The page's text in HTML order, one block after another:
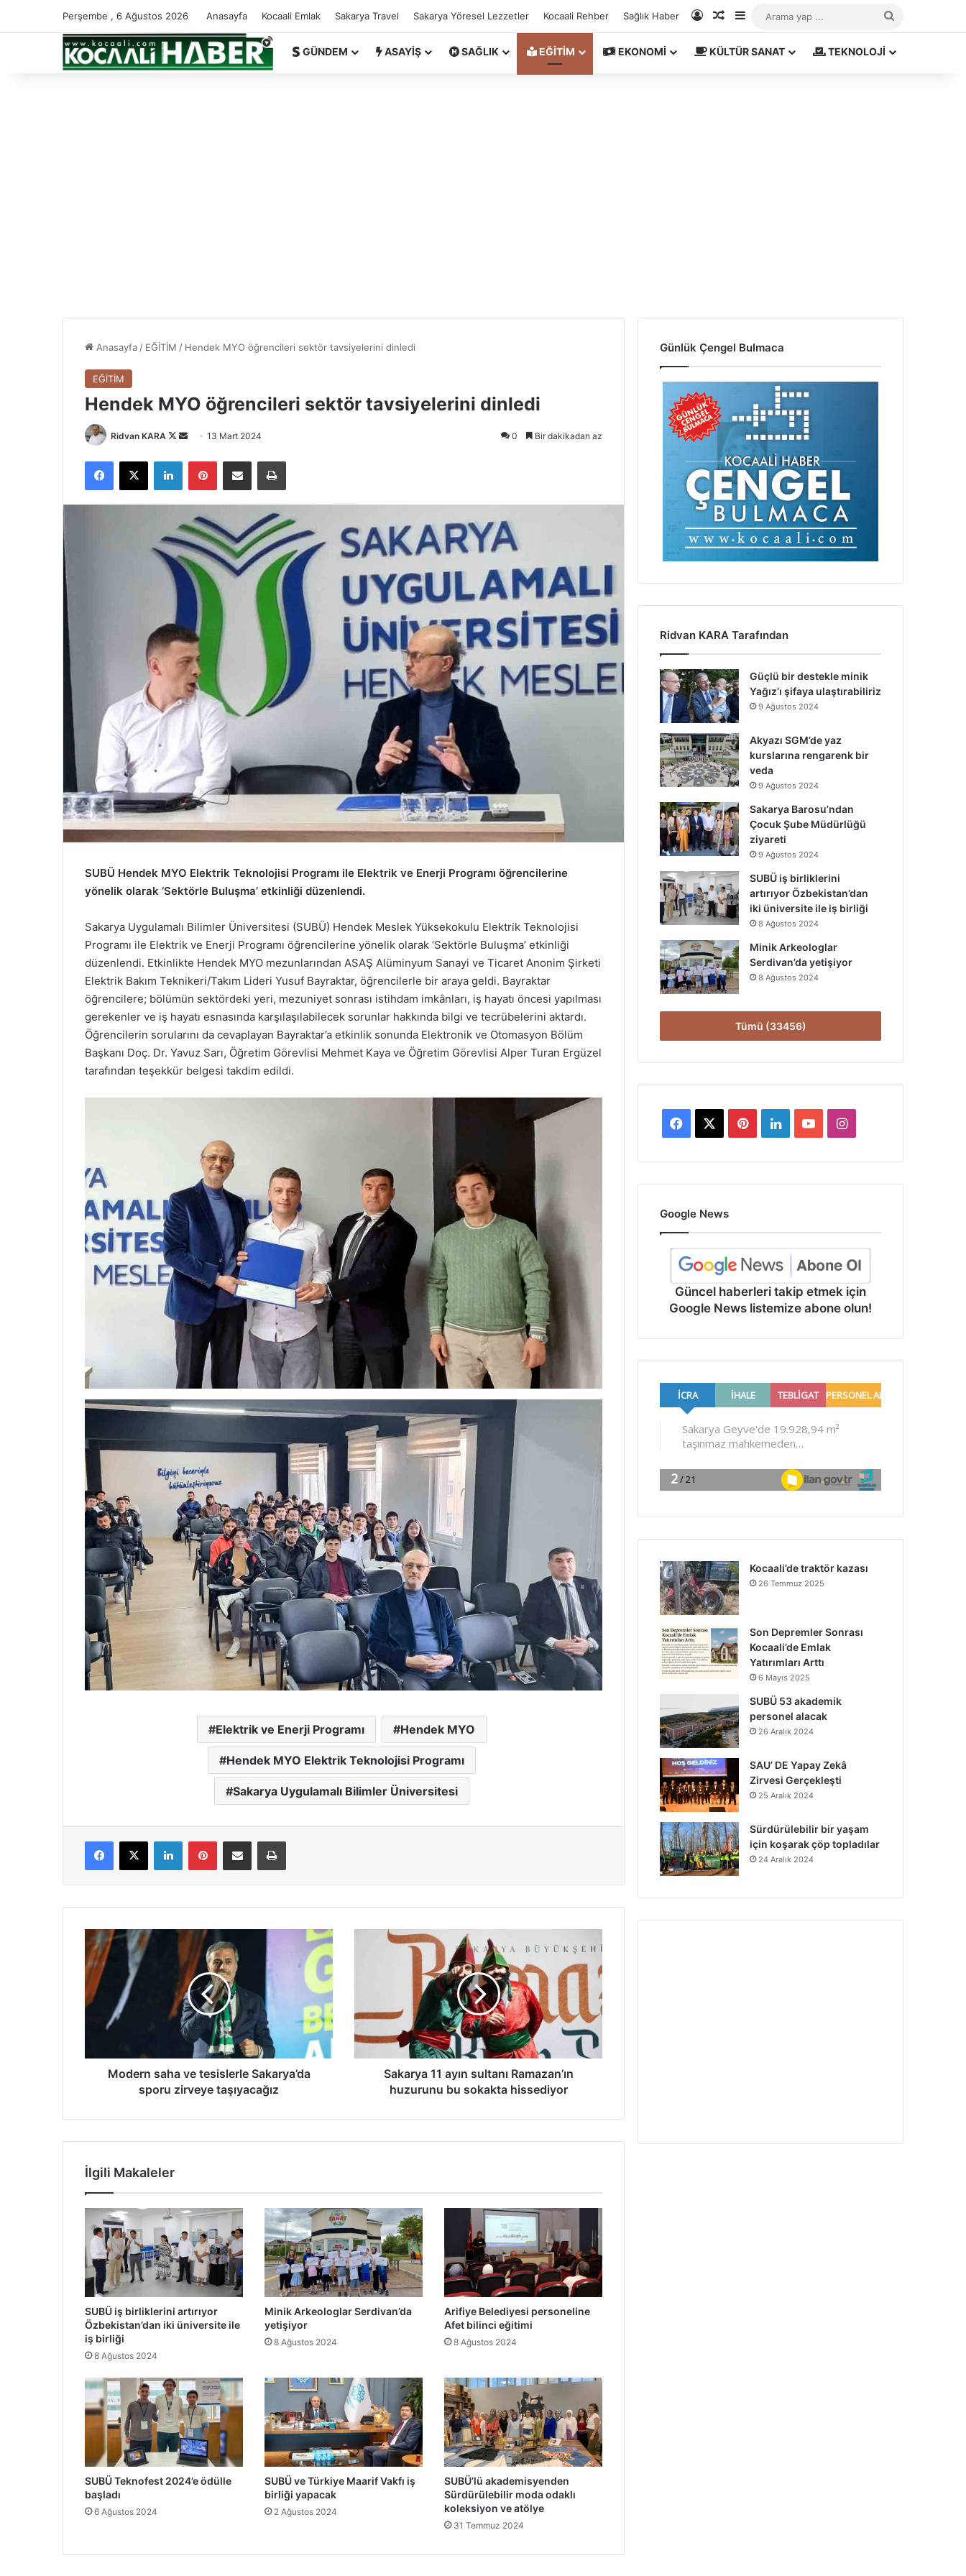
Perşembe , 6 Ağustos 2026 Anasayfa Kocaali Emlak Sakarya Travel Sakarya Yöresel Lezzetler Kocaali Rehber Sağlık Haber Kayıt OlRastgele Makale
Kenar Bölmesi
GÜNDEM ASAYİŞ SAĞLIK EĞİTİM EKONOMİ KÜLTÜR SANAT TEKNOLOJİ
Anasayfa / EĞİTİM / Hendek MYO öğrencileri sektör tavsiyelerini dinledi
EĞİTİM
Hendek MYO öğrencileri sektör tavsiyelerini dinledi
Ridvan KARA
Follow
Bir
posta
göndermek
13 Mart 2024 0 Bir dakikadan az
Facebook
X LinkedInPinterestE-Posta ile paylaş Yazdır
SUBÜ Hendek MYO Elektrik Teknolojisi Programı ile Elektrik ve Enerji Programı öğrencilerine
yönelik olarak ‘Sektörle Buluşma’ etkinliği düzenlendi.
Sakarya Uygulamalı Bilimler Üniversitesi (SUBÜ) Hendek Meslek Yüksekokulu Elektrik Teknolojisi
Programı ile Elektrik ve Enerji Programı öğrencilerine yönelik olarak ‘Sektörle Buluşma’ etkinliği
düzenlendi. Etkinlikte Hendek MYO mezunlarından ASAŞ Alüminyum Sanayi ve Ticaret Anonim Şirketi
Elektrik Bakım Teknikeri/Takım Lideri Yusuf Bayraktar, öğrencilerle bir araya geldi. Bayraktar
öğrencilere; bölümün sektördeki yeri, mezuniyet sonrası istihdam imkânları, iş hayatı öncesi yapılması
gerekenler ve iş hayatı esnasında karşılaşılabilecek sorunlar hakkında bilgi ve tecrübelerini aktardı.
Öğrencilerin sorularını da cevaplayan Bayraktar’a etkinlik sonunda Elektronik ve Otomasyon Bölüm
Başkanı Doç. Dr. Yavuz Sarı, Öğretim Görevlisi Mehmet Kaya ve Öğretim Görevlisi Alper Turan Ergüzel
tarafından teşekkür belgesi takdim edildi.
Elektrik ve Enerji Programı Hendek MYO
Hendek MYO Elektrik Teknolojisi Programı
Sakarya Uygulamalı Bilimler Üniversitesi
Facebook
X LinkedInPinterestE-Posta ile paylaş Yazdır
Modern
saha
ve
tesislerle
Sakarya’da
sporu
zirveye
Modern saha ve tesislerle Sakarya’da
sporu zirveye taşıyacağız
Sakarya
huzurunu
sokakta
hissediyor
Sakarya 11 ayın sultanı Ramazan’ın
huzurunu bu sokakta hissediyor
İlgili Makaleler
SUBÜ iş birliklerini artırıyor
Özbekistan’dan iki üniversite ile
iş birliği
8 Ağustos 2024
Minik Arkeologlar Serdivan’da
yetişiyor
8 Ağustos 2024
Arifiye Belediyesi personeline
Afet bilinci eğitimi
8 Ağustos 2024
SUBÜ Teknofest 2024’e ödülle
başladı
6 Ağustos 2024
SUBÜ ve Türkiye Maarif Vakfı iş
birliği yapacak
2 Ağustos 2024
SUBÜ’lü akademisyenden
Sürdürülebilir moda odaklı
koleksiyon ve atölye
31 Temmuz 2024
Günlük Çengel Bulmaca
Ridvan KARA Tarafından
Güçlü bir destekle minik
Yağız’ı şifaya ulaştırabiliriz
9 Ağustos 2024
Akyazı SGM’de yaz
kurslarına rengarenk bir
veda
9 Ağustos 2024
Sakarya Barosu’ndan
Çocuk Şube Müdürlüğü
ziyareti
9 Ağustos 2024
SUBÜ iş birliklerini
artırıyor Özbekistan’dan
iki üniversite ile iş birliği
8 Ağustos 2024
Minik Arkeologlar
Serdivan’da yetişiyor
8 Ağustos 2024
Tümü (33456)
Facebook PinterestLinkedInYouTubeInstagram
Google News
Güncel haberleri takip etmek için
Google News listemize abone olun!
Kocaali’de traktör kazası
26 Temmuz 2025
Son Depremler Sonrası
Kocaali’de Emlak
Yatırımları Arttı
6 Mayıs 2025
SUBÜ 53 akademik
personel alacak
26 Aralık 2024
SAU’ DE Yapay Zekâ
Zirvesi Gerçekleşti
25 Aralık 2024
Sürdürülebilir bir yaşam
için koşarak çöp topladılar
24 Aralık 2024